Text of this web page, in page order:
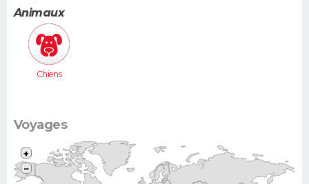
Animaux
Chiens
Voyages
+
−